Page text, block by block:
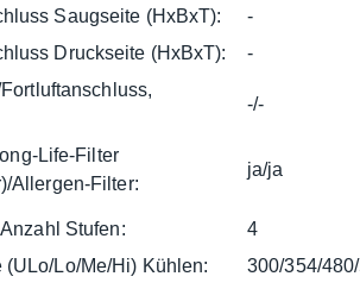
Saugseite (HxBxT):
-
Druckseite (HxBxT):
-
-/-
Life-Filter
Allergen-Filter:
ja/ja
Stufen:
4
(ULo/Lo/Me/Hi) Kühlen:
300/354/